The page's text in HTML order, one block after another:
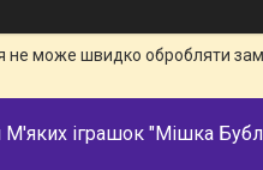
не може швидко обробляти
М'яких іграшок "Мішка